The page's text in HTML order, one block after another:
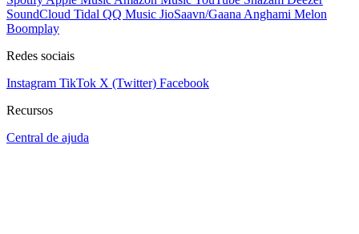
SoundCloud Tidal QQ Music JioSaavn/Gaana Anghami Melon
Boomplay
Redes sociais
Instagram TikTok X (Twitter) Facebook
Recursos
Central de ajuda